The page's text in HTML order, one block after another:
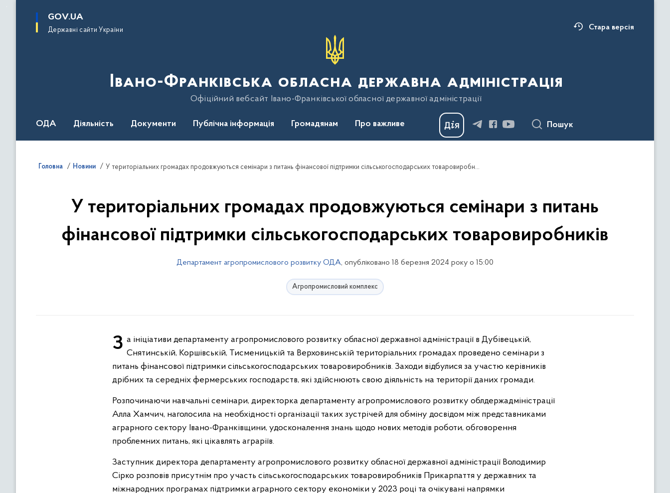
основного
GOV.UA
Державні сайти України Стара версія
Івано-Франківська обласна державна адміністрація
Офіційний вебсайт Івано-Франківської обласної державної адміністрації
ОДА Діяльність Документи Публічна інформація Громадянам Про важливе Пошук
Головна Новини У територіальних громадах продовжуються семінари з питань фінансової підтримки сільськогосподарських товаровиробників
У територіальних громадах продовжуються семінари з питань
фінансової підтримки сільськогосподарських товаровиробників
Департамент агропромислового розвитку ОДА, опубліковано 18 березня 2024 року о 15:00
Агропромисловий комплекс
За ініціативи департаменту агропромислового розвитку обласної державної адміністрації в Дубівецькій, Снятинській, Коршівській, Тисменицькій та Верховинській територіальних громадах проведено семінари з
питань фінансової підтримки сільськогосподарських товаровиробників. Заходи відбулися за участю керівників
дрібних та середніх фермерських господарств, які здійснюють свою діяльність на території даних громади.
Розпочинаючи навчальні семінари, директорка департаменту агропромислового розвитку облдержадміністрації
Алла Хамчич, наголосила на необхідності організації таких зустрічей для обміну досвідом між представниками
аграрного сектору Івано-Франківщини, удосконалення знань щодо нових методів роботи, обговорення
проблемних питань, які цікавлять аграріїв.
Заступник директора департаменту агропромислового розвитку обласної державної адміністрації Володимир
Сірко розповів присутнім про участь сільськогосподарських товаровиробників Прикарпаття у державних та
міжнародних програмах підтримки аграрного сектору економіки у 2023 році та очікувані напрямки